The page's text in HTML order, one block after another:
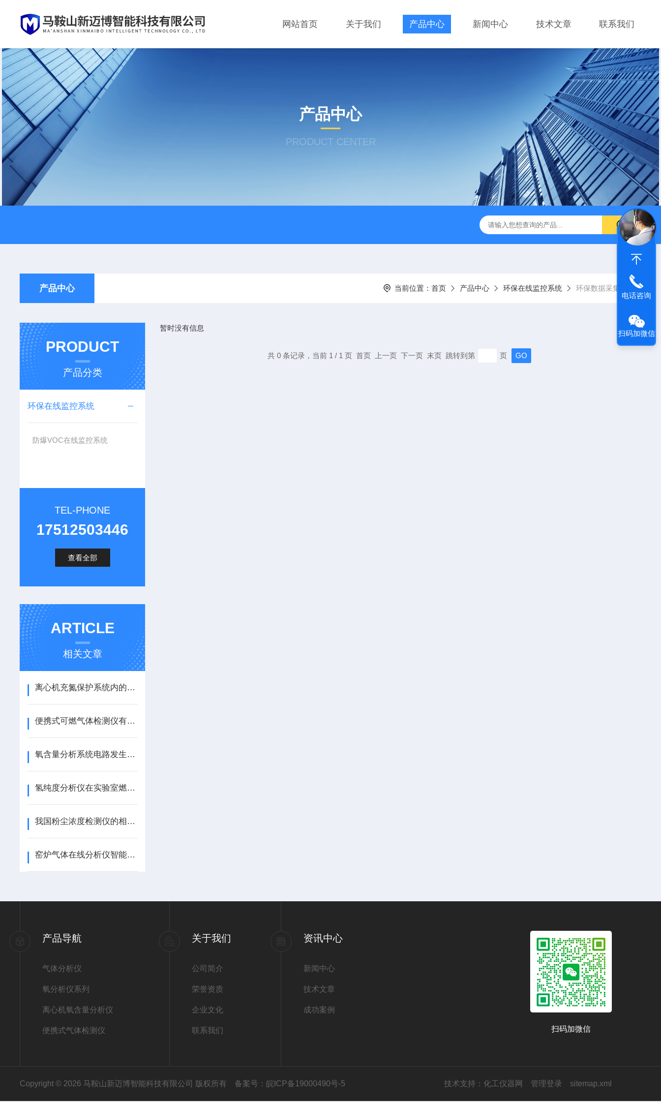
网站首页 关于我们 产品中心 新闻中心 技术文章 联系我们
产品中心
PRODUCT CENTER
产品中心 当前位置： 首页 产品中心 环保在线监控系统 环保数据采集器
PRODUCT
产品分类
环保在线监控系统
防爆VOC在线监控系统
TEL-PHONE
17512503446
查看全部
ARTICLE
相关文章
离心机充氮保护系统内的联锁电磁阀有啥用？
便携式可燃气体检测仪有效预防矿井中毒事故的发生
氧含量分析系统电路发生保险丝熔断该怎么办？
氢纯度分析仪在实验室燃烧试验中如何“显身手”？
我国粉尘浓度检测仪的相关检定规程或校准规范
窑炉气体在线分析仪智能化操作节能减排
暂时没有信息
共 0 条记录，当前 1 / 1 页 首页 上一页 下一页 末页 跳转到第 页
产品导航
气体分析仪
氧分析仪系列
离心机氧含量分析仪
便携式气体检测仪
关于我们
公司简介
荣誉资质
企业文化
联系我们
资讯中心
新闻中心
技术文章
成功案例
扫码加微信
Copyright © 2026 马鞍山新迈博智能科技有限公司 版权所有 备案号：皖ICP备19000490号-5 技术支持： 化工仪器网 管理登录 sitemap.xml
电话咨询
扫码加微信